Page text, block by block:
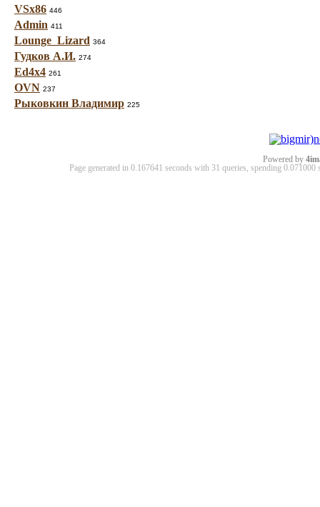
VSx86 446
Admin 411
Lounge_Lizard 364
Гудков А.И. 274
Ed4x4 261
OVN 237
Рыковкин Владимир 225
Powered by
Page generated in 0.167641 seconds with 31 queries, spending